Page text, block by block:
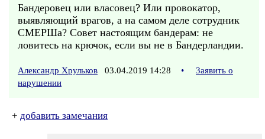
Бандеровец или власовец? Или провокатор,
выявляющий врагов, а на самом деле сотрудник
СМЕРШа? Совет настоящим бандерам: не
ловитесь на крючок, если вы не в Бандерландии.
Александр Хрульков 03.04.2019 14:28 •
Заявить о
нарушении
+ добавить замечания